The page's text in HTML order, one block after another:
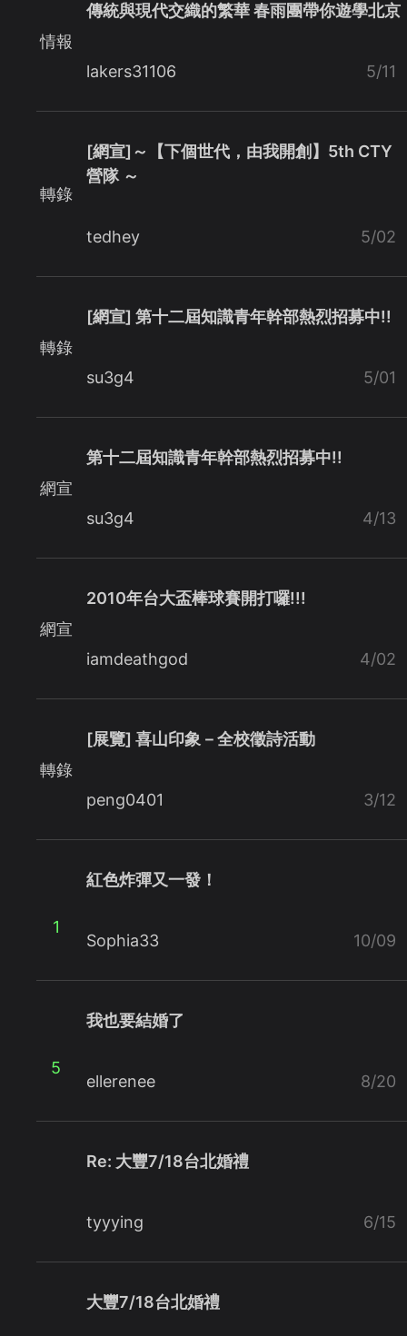
情報
傳統與現代交織的繁華 春雨團帶你遊學北京
lakers31106 5/11
轉錄
[網宣]～【下個世代，由我開創】5th CTY
營隊 ～
tedhey 5/02
轉錄
[網宣] 第十二屆知識青年幹部熱烈招募中!!
su3g4 5/01
網宣
第十二屆知識青年幹部熱烈招募中!!
su3g4 4/13
網宣
2010年台大盃棒球賽開打囉!!!
iamdeathgod 4/02
轉錄
[展覽] 喜山印象－全校徵詩活動
peng0401 3/12
1
紅色炸彈又一發！
Sophia33 10/09
5
我也要結婚了
ellerenee 8/20
Re: 大豐7/18台北婚禮
tyyying 6/15
大豐7/18台北婚禮